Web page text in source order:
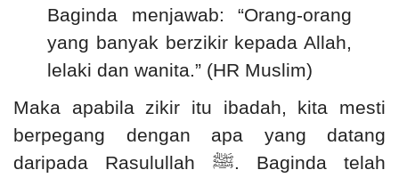
Baginda menjawab: “Orang-orang
yang banyak berzikir kepada Allah,
lelaki dan wanita.” (HR Muslim)
Maka apabila zikir itu ibadah, kita mesti
berpegang dengan apa yang datang
daripada Rasulullah ﷺ. Baginda telah